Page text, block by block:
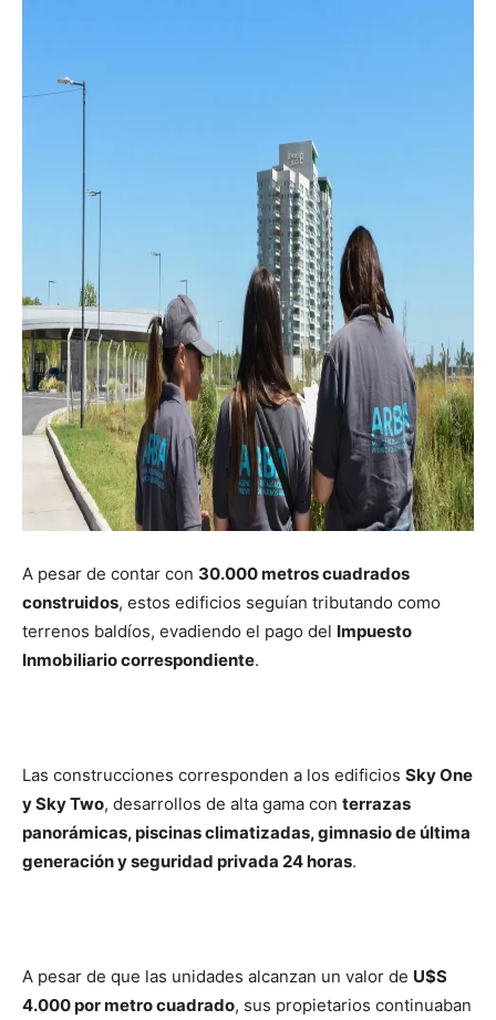
A pesar de contar con 30.000 metros cuadrados
construidos, estos edificios seguían tributando como
terrenos baldíos, evadiendo el pago del Impuesto
Inmobiliario correspondiente.
Las construcciones corresponden a los edificios Sky One
y Sky Two, desarrollos de alta gama con terrazas
panorámicas, piscinas climatizadas, gimnasio de última
generación y seguridad privada 24 horas.
A pesar de que las unidades alcanzan un valor de U$S
4.000 por metro cuadrado, sus propietarios continuaban